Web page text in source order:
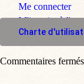
Me connecter
M'inscrire à
Charte
Commentaires